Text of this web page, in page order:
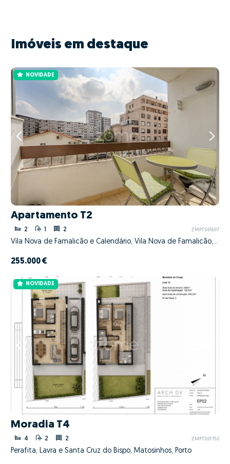
Imóveis em destaque
NOVIDADE
Apartamento T2
2 1 2 ZMPT591607
Vila Nova de Famalicão e Calendário, Vila Nova de Famalicão, Braga
255.000 €
NOVIDADE
Moradia T4
4 2 2 ZMPT591752
Perafita, Lavra e Santa Cruz do Bispo, Matosinhos, Porto